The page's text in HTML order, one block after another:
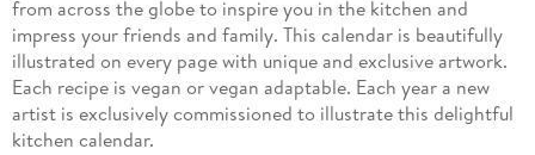
from across the globe to inspire you in the kitchen and
impress your friends and family. This calendar is beautifully
illustrated on every page with unique and exclusive artwork.
Each recipe is vegan or vegan adaptable. Each year a new
artist is exclusively commissioned to illustrate this delightful
kitchen calendar.